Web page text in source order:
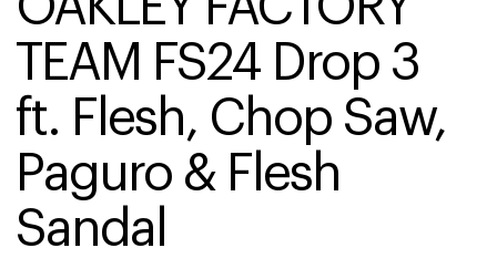
TEAM FS24 Drop 3
ft. Flesh, Chop Saw,
Paguro & Flesh
Sandal